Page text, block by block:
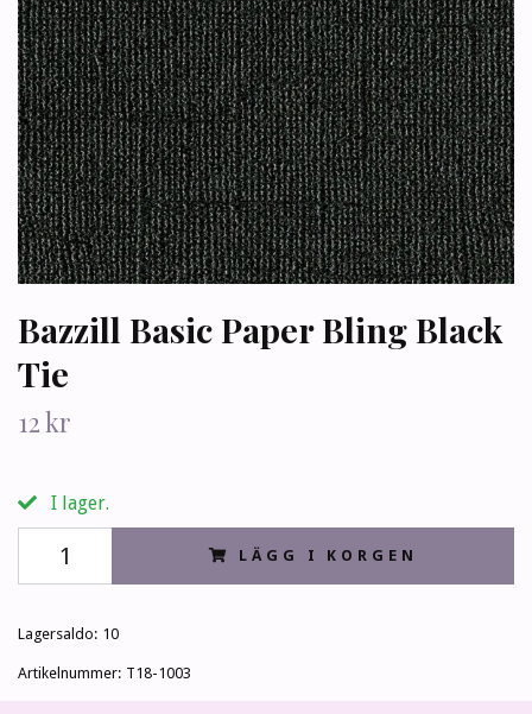
Bazzill Basic Paper Bling Black
Tie
12 kr
I lager.
LÄGG I KORGEN
Lagersaldo: 10
Artikelnummer: T18-1003